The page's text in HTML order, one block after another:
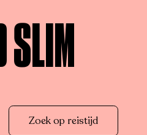
Zoek op reistijd